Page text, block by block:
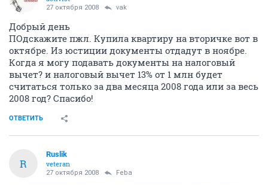
27 октября 2008 vak
Добрый день
ПОдскажите пжл. Купила квартиру на вторичке вот в
октябре. Из юстиции документы отдадут в ноябре.
Когда я могу подавать документы на налоговый
вычет? и налоговый вычет 13% от 1 млн будет
считаться только за два месяца 2008 года или за весь
2008 год? Спасибо!
ОТВЕТИТЬ
R
Ruslik
veteran
27 октября 2008 Feba